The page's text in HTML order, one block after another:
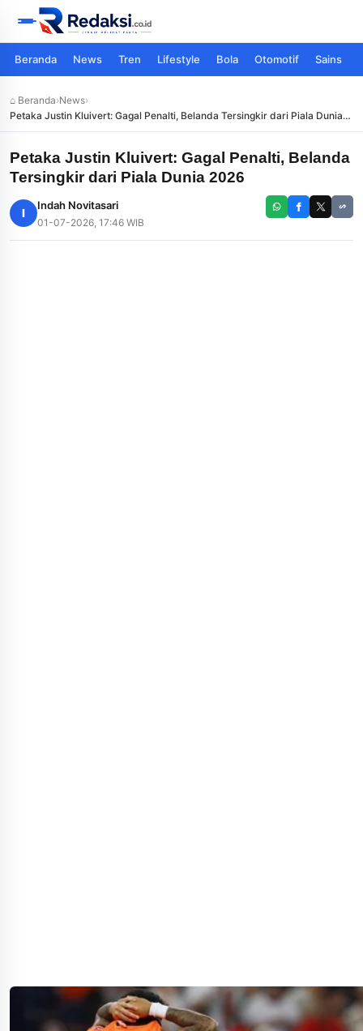
Beranda News Tren Lifestyle Bola Otomotif Sains
⌂ Beranda›News›
Petaka Justin Kluivert: Gagal Penalti, Belanda Tersingkir dari Piala Dunia
2026
Petaka Justin Kluivert: Gagal Penalti, Belanda
Tersingkir dari Piala Dunia 2026
I
Indah Novitasari
01-07-2026, 17:46 WIB